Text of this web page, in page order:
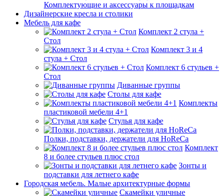
Комплектующие и аксессуары к площадкам
Дизайнерские кресла и столики
Мебель для кафе
Комплект 2 стула +
Стол
Комплект 3 и 4
стула + Стол
Комплект 6 стульев +
Стол
Диванные группы
Столы для кафе
Комплекты
пластиковой мебели 4+1
Стулья для кафе
Полки, подставки, держатели для HoReCa
Комплект
8 и более стульев плюс стол
Зонты и
подставки для летнего кафе
Городская мебель. Малые архитектурные формы
Скамейки уличные